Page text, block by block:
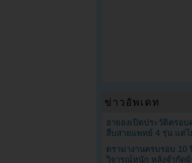
ข่าวอัพเดท
ฮายองเปิดประวัติครอบ
สืบสายแพทย์ 4 รุ่น แต่ไ
ดราม่างานครบรอบ 10
วิจารณ์หนัก หลังจำกัด